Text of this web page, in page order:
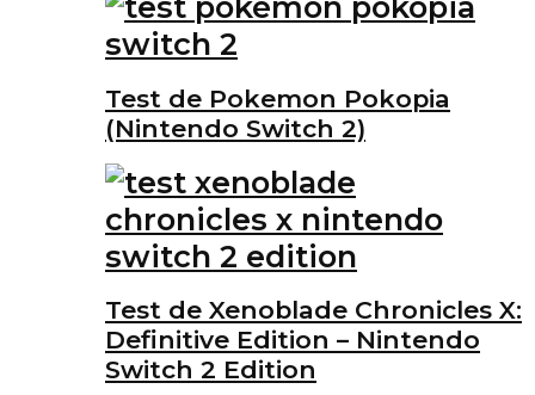
Test de Pokemon Pokopia
(Nintendo Switch 2)
Test de Xenoblade Chronicles X:
Definitive Edition – Nintendo
Switch 2 Edition